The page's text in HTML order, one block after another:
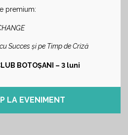
premium:
Succes și pe Timp de Criză
BOTOȘANI – 3 luni
LA EVENIMENT